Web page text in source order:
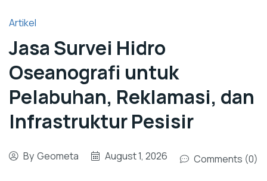
Artikel
Jasa Survei Hidro
Oseanografi untuk
Pelabuhan, Reklamasi, dan
Infrastruktur Pesisir
By Geometa August 1, 2026 Comments (0)